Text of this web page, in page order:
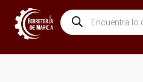
contenido
Búsqueda
de
productos